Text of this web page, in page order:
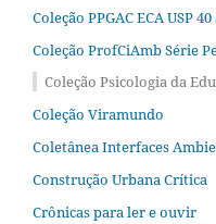
Coleção PPGAC ECA USP
Coleção ProfCiAmb Série
Coleção Psicologia da
Coleção Viramundo
Coletânea Interfaces
Construção Urbana Crítica
Crônicas para ler e ouvir